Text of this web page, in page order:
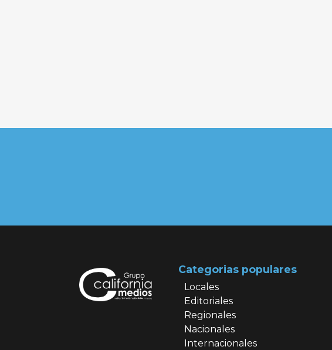
Categorias populares
Locales
Editoriales
Regionales
Nacionales
Internacionales